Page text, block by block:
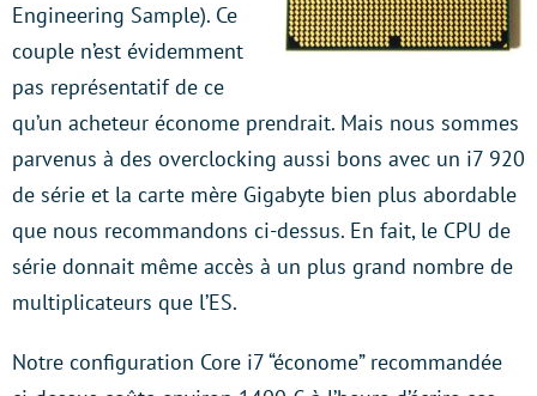
Engineering Sample). Ce
couple n’est évidemment
pas représentatif de ce
qu’un acheteur économe prendrait. Mais nous sommes
parvenus à des overclocking aussi bons avec un i7 920
de série et la carte mère Gigabyte bien plus abordable
que nous recommandons ci-dessus. En fait, le CPU de
série donnait même accès à un plus grand nombre de
multiplicateurs que l’ES.
Notre configuration Core i7 “économe” recommandée